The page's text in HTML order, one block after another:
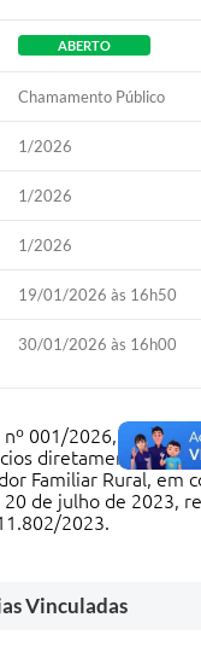
ABERTO
Chamamento Público
1/2026
1/2026
1/2026
19/01/2026 às 16h50
30/01/2026 às 16h00
nº 001/2026,
diretamente da
Familiar Rural, em
20 de julho de 2023,
2023.
Vinculadas